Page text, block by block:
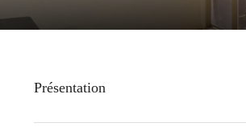
Présentation